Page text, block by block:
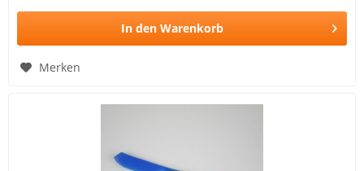
In den Warenkorb
Merken